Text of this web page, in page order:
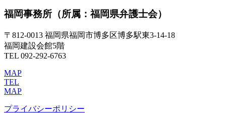
福岡事務所 （所属：福岡県弁護士会）
〒812-0013 福岡県福岡市博多区博多駅東3-14-18
福岡建設会館5階
TEL 092-292-6763
MAP
TEL
MAP
プライバシーポリシー